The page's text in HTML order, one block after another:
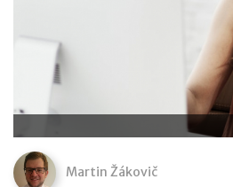
Martin Žákovič